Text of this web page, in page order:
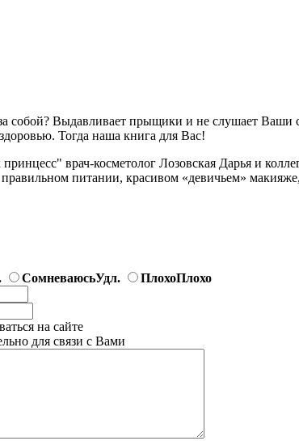
собой? Выдавливает прыщики и не слушает
Тогда наша книга для Вас!
врач-косметолог Лозовская Дарья и
питании, красивом «девичьем»
СомневаюсьУдл. ПлохоПлохо
на сайте
для связи с Вами